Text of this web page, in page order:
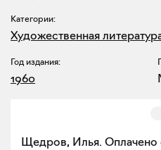
Категории:
Художественная
Год издания:
1960
Щедров, Илья. Оплачено